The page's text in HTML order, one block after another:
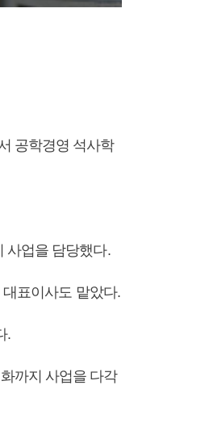
공학경영 석사학
사업을 담당했다.
표이사도 맡았다.
.
까지 사업을 다각